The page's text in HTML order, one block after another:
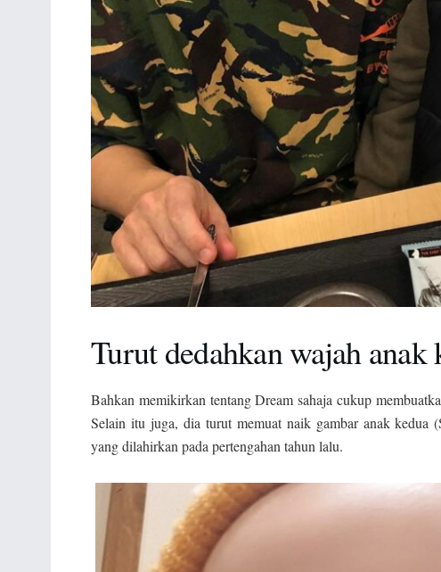
Turut dedahkan wajah anak
Bahkan memikirkan tentang Dream sahaja cukup
Selain itu juga, dia turut memuat naik gambar anak kedua
yang dilahirkan pada pertengahan tahun lalu.